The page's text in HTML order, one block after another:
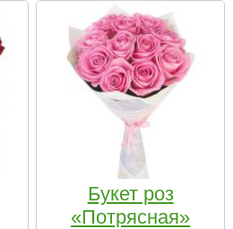
Букет роз
«Потрясная»